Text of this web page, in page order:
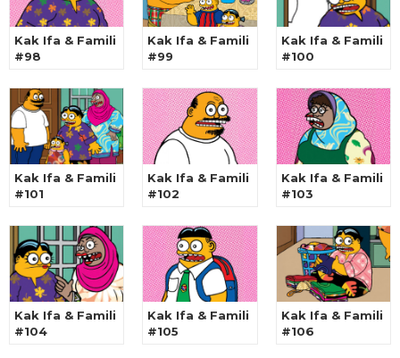
Kak Ifa & Famili
#98
Kak Ifa & Famili
#99
Kak Ifa & Famili
#100
Kak Ifa & Famili
#101
Kak Ifa & Famili
#102
Kak Ifa & Famili
#103
Kak Ifa & Famili
#104
Kak Ifa & Famili
#105
Kak Ifa & Famili
#106